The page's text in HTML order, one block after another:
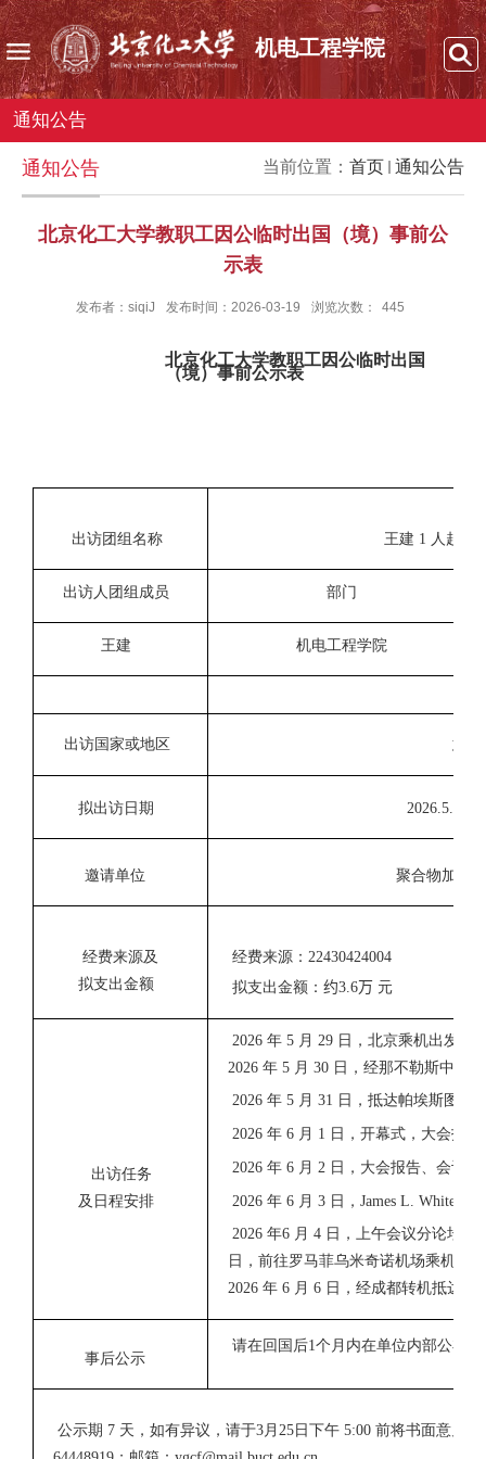
机电工程学院
通知公告
当前位置： 首页 通知公告
通知公告
北京化工大学教职工因公临时出国（境）事前公
示表
发布者：siqiJ 发布时间：2026-03-19 浏览次数： 445
北京化工大学教职工因公临时出国
（境）事前公示表
出访团组名称 王建 1 人赴意
出访人团组成员 部门
王建 机电工程学院
出访国家或地区 意大
拟出访日期 2026.5.29-
邀请单位 聚合物加工
经费来源及
拟支出金额
经费来源： 22430424004
拟支出金额： 约3.6万 元
出访任务
及日程安排
2026 年 5 月 29 日，北京乘机出发，
2026 年 5 月 30 日，经那不勒斯中转。
2026 年 5 月 31 日，抵达帕埃斯图姆
2026 年 6 月 1 日，开幕式，大会报
2026 年 6 月 2 日，大会报告、会议分
2026 年 6 月 3 日， James L. White
2026 年6 月 4 日，上午会议分论坛
日，前往罗马菲乌米奇诺机场乘机。
2026 年 6 月 6 日，经成都转机抵达北
事后公示
请在回国后1个月内在单位内部公布
公示期 7 天，如有异议，请于3月 25日下午 5:00 前将书面意见